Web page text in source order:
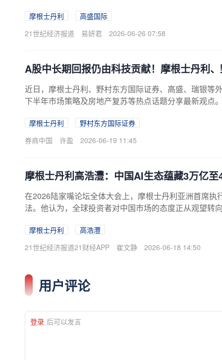
化。值得一提的是，近期获QFII增持的A股公司，其年
好。尤其是兴森科技，其年内涨幅已超过100%。但也有
摩根士丹利
高盛国际
21世纪经济报道
易妍君 2026-06-26 07:58
A股中长期回报仍由科技贡献！摩根士丹利
近日，摩根士丹利、野村东方国际证券、高盛、瑞银等
下半年市场策略及房地产复苏等热点话题分享最新观点
东方国际证券认为全球股市板块分化中期仍将存在，建
报仍由科技主线贡献。瑞银证券预计，今年A股盈利增
摩根士丹利
野村东方国际证券
券商中国
许盈 2026-06-19 11:45
摩根士丹利高浩灃：中国AI生态蕴藏3万亿
在2026陆家嘴论坛全体大会上，摩根士丹利亚洲首席
法。他认为，全球投资者对中国市场的态度正从观望转
力。高浩灃指出，全球AI投资已增至每年约1万亿至1.5
正是其中的核心枢纽。他强调，除美国外，中国是唯一
摩根士丹利
高浩灃
21世纪经济报道21财经APP
崔文静 2026-06-18 14:50
用户评论
登录 后可以发言